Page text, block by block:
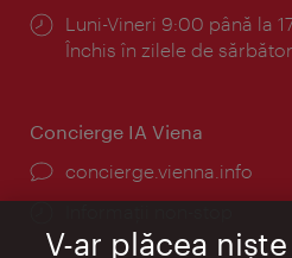
Program:
Luni-Vineri 9:00 până la
Închis în zilele de
Concierge IA Viena
concierge.vienna.info
V-ar plăcea